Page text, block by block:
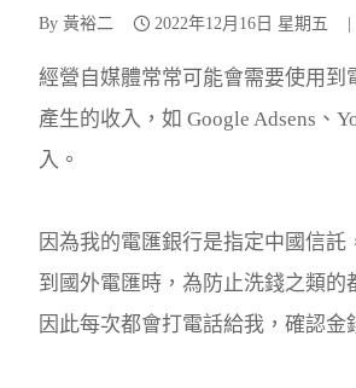
By 黃裕二 2022年12月16日 星期五
經營自媒體常常可能會需要使用到
產生的收入，如 Google Adsens、
入。
因為我的電匯銀行是指定中國信託
到國外電匯時，為防止洗錢之類的
因此每次都會打電話給我，確認金